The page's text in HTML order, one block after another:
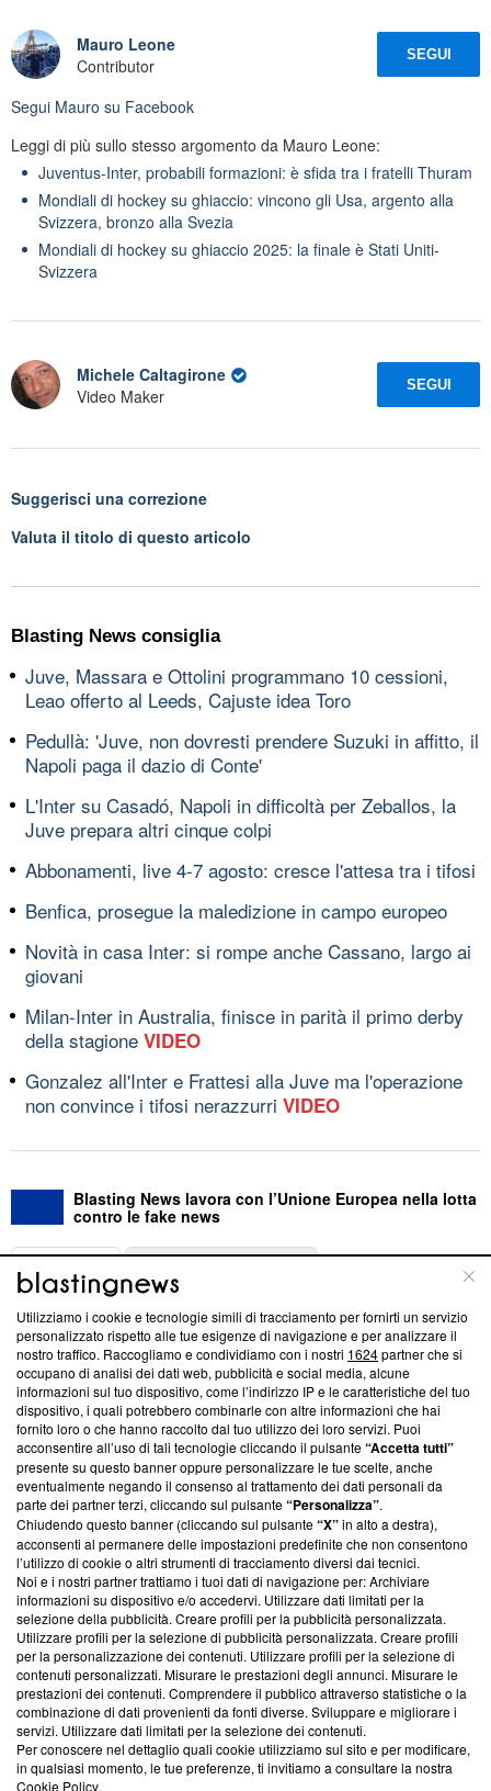
Mauro Leone
Contributor
SEGUI
Segui Mauro su Facebook
Leggi di più sullo stesso argomento da Mauro Leone:
Juventus-Inter, probabili formazioni: è sfida tra i fratelli Thuram
Mondiali di hockey su ghiaccio: vincono gli Usa, argento alla
Svizzera, bronzo alla Svezia
Mondiali di hockey su ghiaccio 2025: la finale è Stati Uniti-
Svizzera
Michele Caltagirone
Video Maker
SEGUI
Suggerisci una correzione
Valuta il titolo di questo articolo
Blasting News consiglia
Juve, Massara e Ottolini programmano 10 cessioni,
Leao offerto al Leeds, Cajuste idea Toro
Pedullà: 'Juve, non dovresti prendere Suzuki in affitto, il
Napoli paga il dazio di Conte'
L'Inter su Casadó, Napoli in difficoltà per Zeballos, la
Juve prepara altri cinque colpi
Abbonamenti, live 4-7 agosto: cresce l'attesa tra i tifosi
Benfica, prosegue la maledizione in campo europeo
Novità in casa Inter: si rompe anche Cassano, largo ai
giovani
Milan-Inter in Australia, finisce in parità il primo derby
della stagione VIDEO
Gonzalez all'Inter e Frattesi alla Juve ma l'operazione
non convince i tifosi nerazzurri VIDEO
Blasting News lavora con l’Unione Europea nella lotta
contro le fake news
ABOUT
Questa sezione offre informazioni trasparenti su Blasting
News, sui nostri processi editoriali e su come ci impegniamo a
creare news di qualità. Inoltre, afferma la nostra aderenza a
‘Trust Project - News with Integrity’Blasting News non è
ancora membro del programma, ma ha richiesto di farne
parte; Trust Project non ha ancora effettuato una verifica di
conformità agli standard.
Su di noi
Team editoriale
Corporate
Redazione
Informativa Privacy
Cookie Policy
Blasting SA, IDI CHE-247.845.224, Via Carlo Frasca, 3 - 6900
Lugano (Svizzera) Tel:+39 0690258937
Utilizziamo i cookie e tecnologie simili di tracciamento per fornirti un servizio
personalizzato rispetto alle tue esigenze di navigazione e per analizzare il
nostro traffico. Raccogliamo e condividiamo con i nostri 1624partner che si
occupano di analisi dei dati web, pubblicità e social media, alcune
informazioni sul tuo dispositivo, come l’indirizzo IP e le caratteristiche del tuo
dispositivo, i quali potrebbero combinarle con altre informazioni che hai
fornito loro o che hanno raccolto dal tuo utilizzo dei loro servizi. Puoi
acconsentire all’uso di tali tecnologie cliccando il pulsante“Accetta tutti”
presente su questo banner oppure personalizzare le tue scelte, anche
eventualmente negando il consenso al trattamento dei dati personali da
parte dei partner terzi, cliccando sul pulsante“Personalizza”.
Chiudendo questo banner (cliccando sul pulsante“X”in alto a destra),
acconsenti al permanere delle impostazioni predefinite che non consentono
l’utilizzo di cookie o altri strumenti di tracciamento diversi dai tecnici.
Noi e i nostri partner trattiamo i tuoi dati di navigazione per: Archiviare
informazioni su dispositivo e/o accedervi. Utilizzare dati limitati per la
selezione della pubblicità. Creare profili per la pubblicità personalizzata.
Utilizzare profili per la selezione di pubblicità personalizzata. Creare profili
per la personalizzazione dei contenuti. Utilizzare profili per la selezione di
contenuti personalizzati. Misurare le prestazioni degli annunci. Misurare le
prestazioni dei contenuti. Comprendere il pubblico attraverso statistiche o la
combinazione di dati provenienti da fonti diverse. Sviluppare e migliorare i
servizi. Utilizzare dati limitati per la selezione dei contenuti.
Per conoscere nel dettaglio quali cookie utilizziamo sul sito e per modificare,
in qualsiasi momento, le tue preferenze, ti invitiamo a consultare la nostra
Cookie Policy.